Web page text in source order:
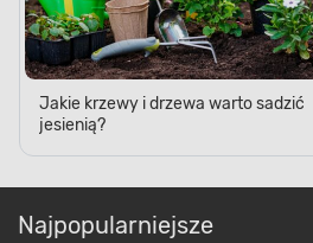
Jakie krzewy i drzewa warto sadzić
jesienią?
Najpopularniejsze